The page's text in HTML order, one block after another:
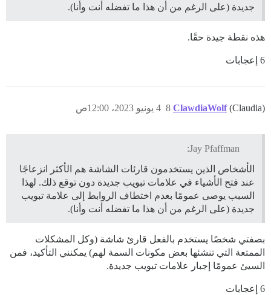
جديدة (على الرغم من أن هذا ما تفضله أنت وأنا).
هذه نقطة جيدة حقًا.
6 إعجابات
ClawdiaWolf (Claudia) 4 يونيو 2023، 12:00ص 8
Jay Pfaffman:
الأشخاص الذين يستخدمون قارئات الشاشة هم الأكثر انزعاجًا
عند فتح الأشياء في علامات تبويب جديدة دون توقع ذلك. لهذا
السبب يوصى عمومًا بعدم اختطاف الروابط إلى علامة تبويب
جديدة (على الرغم من أن هذا ما تفضله أنت وأنا).
بصفتي شخصًا يستخدم بالفعل قارئ شاشة (وكل المشكلات
الممتعة التي تنشئها بعض مكونات السمة لهم) يمكنني التأكيد، فمن
السيئ عمومًا إجبار علامات تبويب جديدة.
6 إعجابات